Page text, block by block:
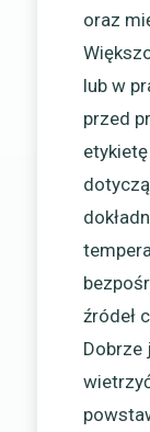
oraz
lub w
przed
źródeł
Dobrze